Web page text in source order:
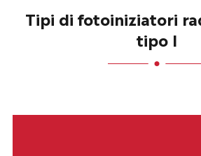
Tipi di fotoiniziatori
tipo I